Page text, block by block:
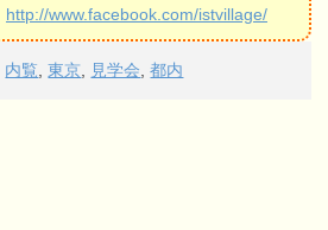
http://www.facebook.com/istvillage/
内覧 ,東京 見学会 ,都内